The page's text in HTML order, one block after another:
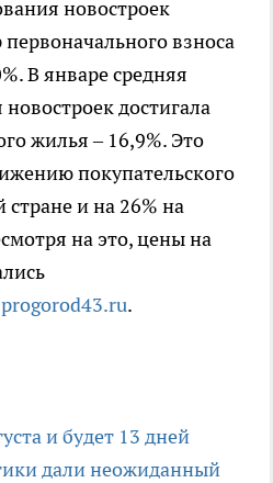
новостроек
взноса
В январе средняя
достигала
жилья – 16,9%. Это
покупательского
стране и на 26% на
на это, цены на
progorod43.ru.
и будет 13 дней
дали неожиданный